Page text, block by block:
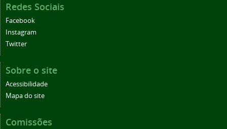
Redes Sociais
Facebook
Instagram
Twitter
Sobre o site
Acessibilidade
Mapa do site
Comissões